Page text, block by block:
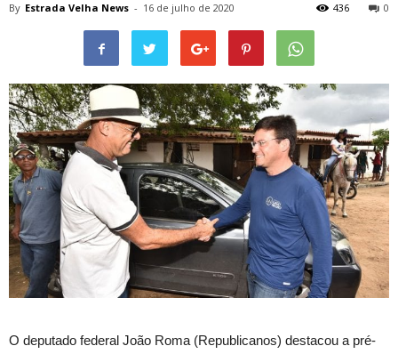
By Estrada Velha News - 16 de julho de 2020 0
436
O deputado federal João Roma (Republicanos) destacou a pré-